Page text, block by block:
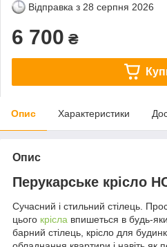
Відправка з 28 серпня 2026
6 700 ₴
Опис Характеристики
Опис
Перукарське крісло
Сучасний і стильний стілець.
цього крісла впишеться в будь-
барний стілець, крісло для